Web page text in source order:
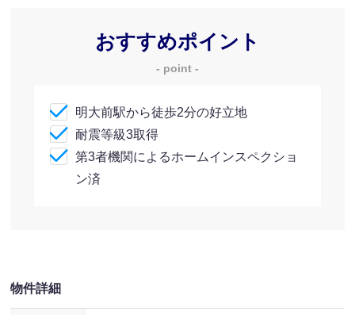
おすすめポイント
- point -
明大前駅から徒歩2分の好立地
耐震等級3取得
第3者機関によるホームインスペクショ
ン済
物件詳細